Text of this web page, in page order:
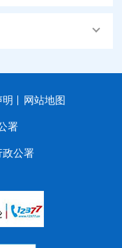
明 网站地图
署
政公署